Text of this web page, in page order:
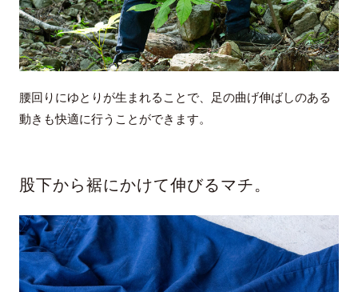
腰回りにゆとりが生まれることで、足の曲げ伸ばしのある
動きも快適に行うことができます。
股下から裾にかけて伸びるマチ。